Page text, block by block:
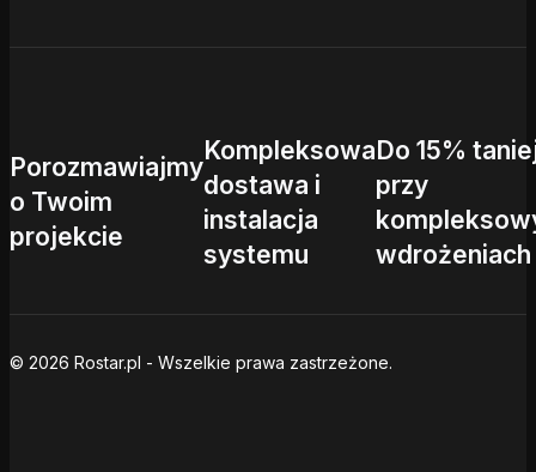
Porozmawiajmy
o Twoim
projekcie
Kompleksowa
dostawa i
instalacja
systemu
Do 15%
przy
wdrożeniach
© 2026 Rostar.pl - Wszelkie prawa zastrzeżone.